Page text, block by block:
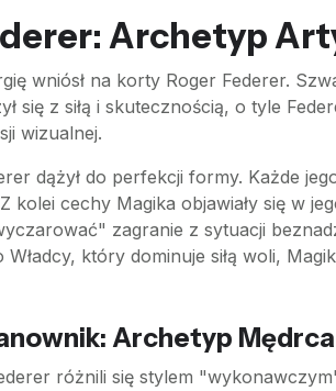
Archetyp
wniósł na korty Roger Federer.
się z siłą i skutecznością, o tyle
wizualnej.
dążył do perfekcji formy. Każde
kolei cechy Magika objawiały się w
zagranie z sytuacji
Władcy, który dominuje siłą woli,
Archetyp Mędrca
różnili się stylem